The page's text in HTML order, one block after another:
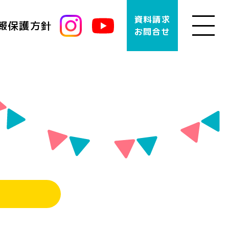
保護方針
資料請求
お問合せ